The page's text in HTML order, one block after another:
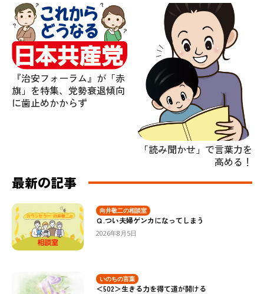
『治安フォーラム』が「赤
旗」を特集、党勢衰退傾向
に歯止めかからず
「読み聞かせ」で言葉力を
高める！
最新の記事
向井敬二の相談室
Ｑ.つい夫婦ゲンカになってしまう
2026年8月5日
いのちの言葉
＜502＞生きる力を得て道が開ける